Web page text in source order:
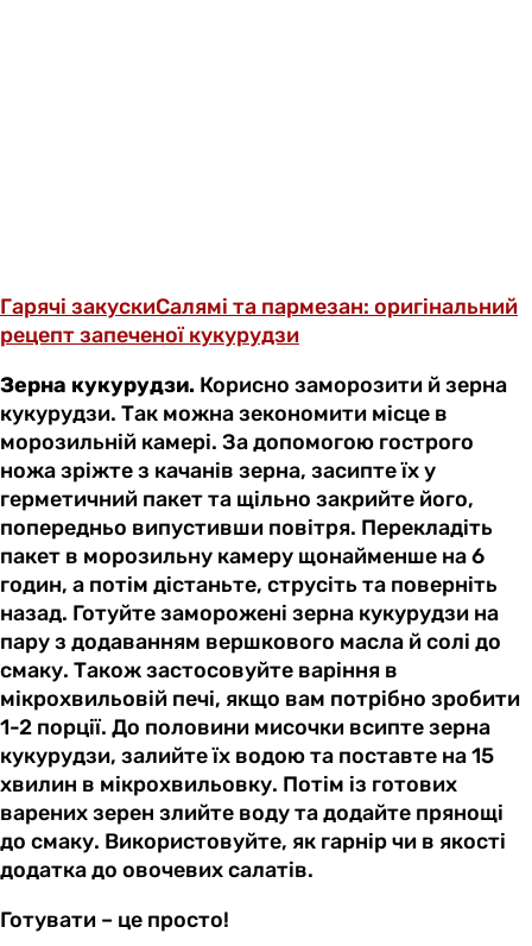
Гарячі закускиСалямі та пармезан: оригінальний
рецепт запеченої кукурудзи
Зерна кукурудзи. Корисно заморозити й зерна
кукурудзи. Так можна зекономити місце в
морозильній камері. За допомогою гострого
ножа зріжте з качанів зерна, засипте їх у
герметичний пакет та щільно закрийте його,
попередньо випустивши повітря. Перекладіть
пакет в морозильну камеру щонайменше на 6
годин, а потім дістаньте, струсіть та поверніть
назад. Готуйте заморожені зерна кукурудзи на
пару з додаванням вершкового масла й солі до
смаку. Також застосовуйте варіння в
мікрохвильовій печі, якщо вам потрібно зробити
1-2 порції. До половини мисочки всипте зерна
кукурудзи, залийте їх водою та поставте на 15
хвилин в мікрохвильовку. Потім із готових
варених зерен злийте воду та додайте прянощі
до смаку. Використовуйте, як гарнір чи в якості
додатка до овочевих салатів.
Готувати – це просто!